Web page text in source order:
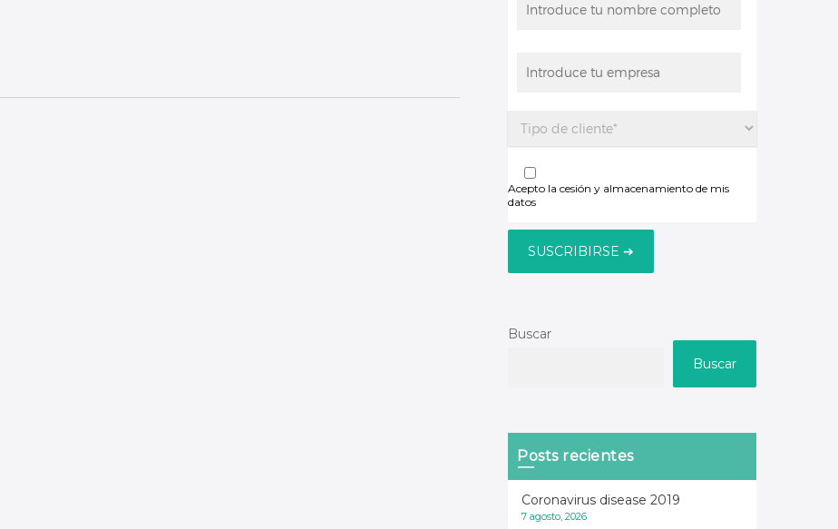
Acepto la cesión y almacenamiento de mis
datos
Buscar
Buscar
Posts recientes
Coronavirus disease 2019
7 agosto, 2026